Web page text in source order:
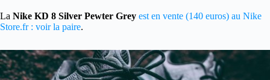
La Nike KD 8 Silver Pewter Grey est en vente (140 euros) au Nike
Store.fr : voir la paire.